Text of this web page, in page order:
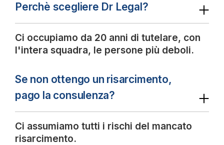
Perchè scegliere Dr Legal?
Ci occupiamo da 20 anni di tutelare, con
l'intera squadra, le persone più deboli.
Se non ottengo un risarcimento,
pago la consulenza?
Ci assumiamo tutti i rischi del mancato
risarcimento.